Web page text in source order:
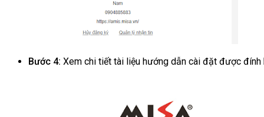
Bước 4: Xem chi tiết tài liệu hướng dẫn cài đặt được